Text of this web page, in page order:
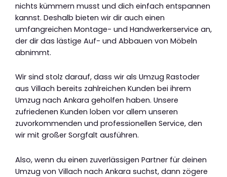
nichts kümmern musst und dich einfach entspannen
kannst. Deshalb bieten wir dir auch einen
umfangreichen Montage- und Handwerkerservice an,
der dir das lästige Auf- und Abbauen von Möbeln
abnimmt.
Wir sind stolz darauf, dass wir als Umzug Rastoder
aus Villach bereits zahlreichen Kunden bei ihrem
Umzug nach Ankara geholfen haben. Unsere
zufriedenen Kunden loben vor allem unseren
zuvorkommenden und professionellen Service, den
wir mit großer Sorgfalt ausführen.
Also, wenn du einen zuverlässigen Partner für deinen
Umzug von Villach nach Ankara suchst, dann zögere